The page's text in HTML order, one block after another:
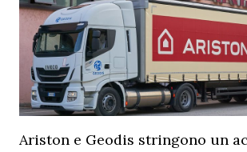
Ariston e Geodis stringono un